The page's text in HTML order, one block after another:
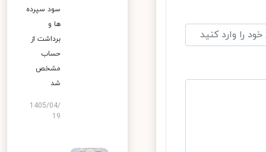
سود سپرده
ها و
برداشت از
حساب
مشخص
شد
1405/04/
19